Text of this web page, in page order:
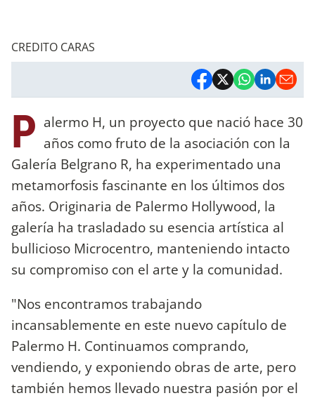
CREDITO CARAS
P alermo H, un proyecto que nació hace 30
años como fruto de la asociación con la
Galería Belgrano R, ha experimentado una
metamorfosis fascinante en los últimos dos
años. Originaria de Palermo Hollywood, la
galería ha trasladado su esencia artística al
bullicioso Microcentro, manteniendo intacto
su compromiso con el arte y la comunidad.
"Nos encontramos trabajando
incansablemente en este nuevo capítulo de
Palermo H. Continuamos comprando,
vendiendo, y exponiendo obras de arte, pero
también hemos llevado nuestra pasión por el